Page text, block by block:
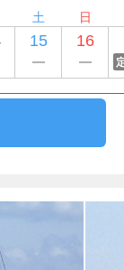
土
15
日
16